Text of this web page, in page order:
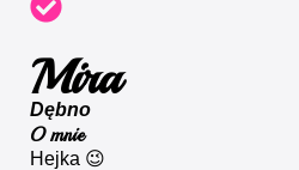
Mira
Dębno
O mnie
Hejka 😉